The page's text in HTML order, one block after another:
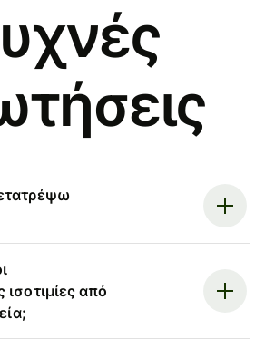
από